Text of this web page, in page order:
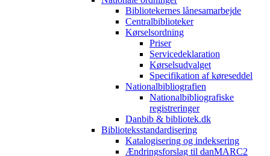
Bibliotekernes lånesamarbejde
Centralbiblioteker
Kørselsordning
Priser
Servicedeklaration
Kørselsudvalget
Specifikation af køreseddel
Nationalbibliografien
Nationalbibliografiske
registreringer
Danbib & bibliotek.dk
Biblioteksstandardisering
Katalogisering og indeksering
Ændringsforslag til danMARC2